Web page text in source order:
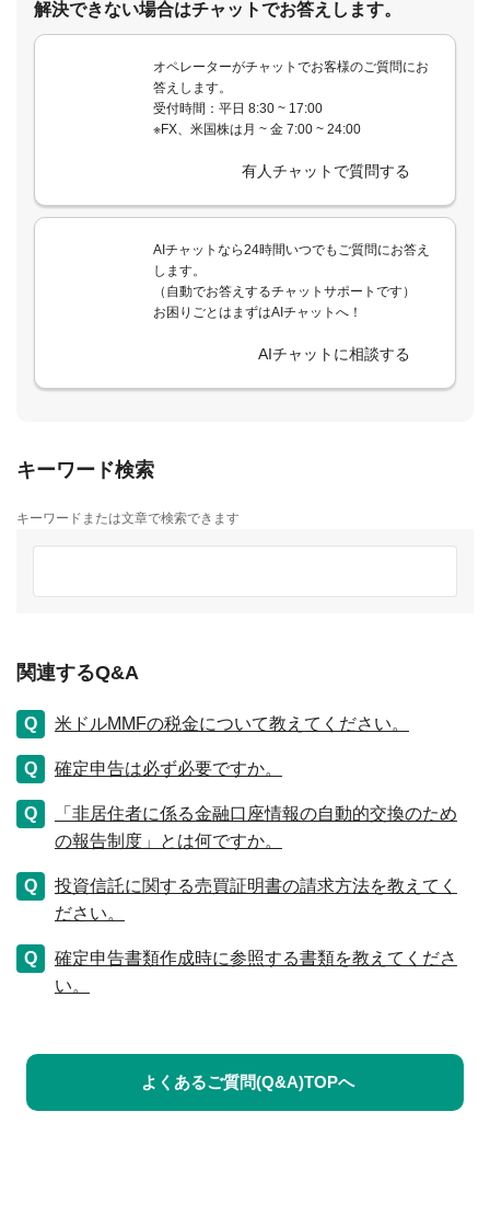
解決できない場合はチャットでお答えします。
オペレーターがチャットでお客様のご質問にお
答えします。
受付時間：平日 8:30 ~ 17:00
※FX、米国株は月 ~ 金 7:00 ~ 24:00
有人チャットで質問する
AIチャットなら24時間いつでもご質問にお答え
します。
（自動でお答えするチャットサポートです）
お困りごとはまずはAIチャットへ！
AIチャットに相談する
キーワード検索
キーワードまたは文章で検索できます
関連するQ&A
米ドルMMFの税金について教えてください。
確定申告は必ず必要ですか。
「非居住者に係る金融口座情報の自動的交換のため
の報告制度」とは何ですか。
投資信託に関する売買証明書の請求方法を教えてく
ださい。
確定申告書類作成時に参照する書類を教えてくださ
い。
よくあるご質問(Q&A)TOPへ